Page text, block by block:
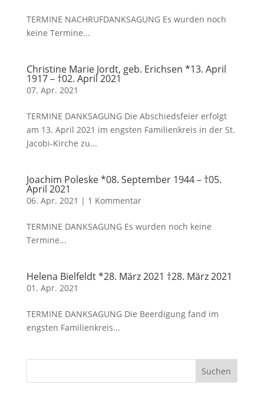
TERMINE NACHRUFDANKSAGUNG Es wurden noch
keine Termine...
Christine Marie Jordt, geb. Erichsen *13. April
1917 – †02. April 2021
07. Apr. 2021
TERMINE DANKSAGUNG Die Abschiedsfeier erfolgt
am 13. April 2021 im engsten Familienkreis in der St.
Jacobi-Kirche zu...
Joachim Poleske *08. September 1944 – †05.
April 2021
06. Apr. 2021 | 1 Kommentar
TERMINE DANKSAGUNG Es wurden noch keine
Termine...
Helena Bielfeldt *28. März 2021 †28. März 2021
01. Apr. 2021
TERMINE DANKSAGUNG Die Beerdigung fand im
engsten Familienkreis...